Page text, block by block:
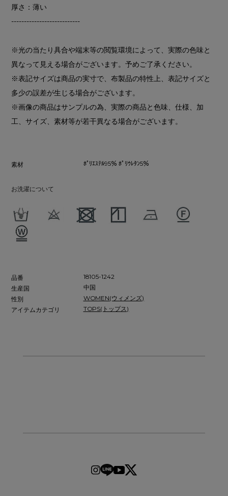
厚さ：薄い
---------------------------
※光の当たり具合や端末等の閲覧環境によって、実際の色味と
異なって見える場合がございます。予めご了承ください。
※表記サイズは商品の実寸で、布製品の特性上、表記サイズと
多少の誤差が生じる場合がございます。
※画像の商品はサンプルの為、実際の商品と色味、仕様、加
工、サイズ、素材等が若干異なる場合がございます。
素材 ﾎﾟﾘｴｽﾃﾙ95％ ﾎﾟﾘｳﾚﾀﾝ5％
お洗濯について
品番
18105-1242
生産国
中国
性別
WOMEN(ウィメンズ)
アイテムカテゴリ
TOPS(トップス)